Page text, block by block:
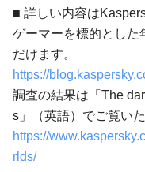
■ 詳しい内容は
ゲーマーを標的とした
だけます。
https://
調査の結果は「The
s」（英語）でご覧いた
https://
rlds/